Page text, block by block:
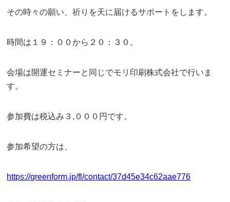
その時々の願い、祈りを天に届けるサポートをします。
時間は１９：００から２０：３０。
会場は開運セミナーと同じでモリ印刷株式会社で行いま
す。
参加費は税込み３,０００円です。
参加希望の方は、
https://greenform.jp/fl/contact/37d45e34c62aae776